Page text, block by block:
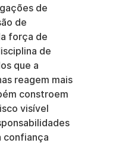
de
de
força de
de
que a
reagem mais
constroem
visível
confiança